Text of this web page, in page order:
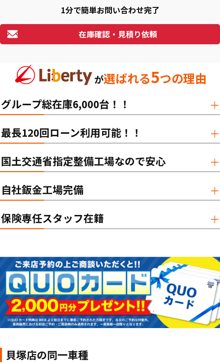
1分で簡単お問い合わせ完了
在庫確認・見積り依頼
が選ばれる5つの理由
グループ総在庫6,000台！！
最長120回ローン利用可能！！
国土交通省指定整備工場なので安心
自社鈑金工場完備
保険専任スタッフ在籍
貝塚店の同一車種